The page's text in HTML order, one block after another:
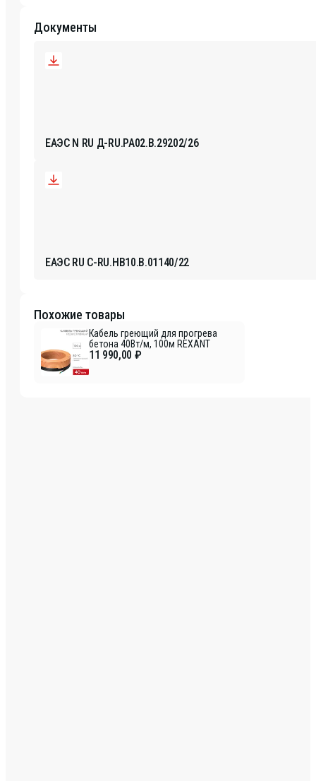
Документы
ЕАЭС N RU Д-RU.РА02.В.29202/26
ЕАЭС RU С-RU.НВ10.В.01140/22
Похожие товары
Кабель греющий для прогрева
бетона 40Вт/м, 100м REXANT
11 990,00 ₽